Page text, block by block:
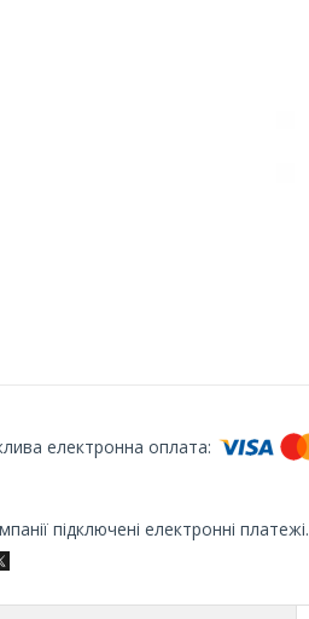
підключені електронні